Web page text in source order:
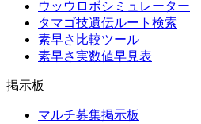
ウッウロボシミュレーター
タマゴ技遺伝ルート検索
素早さ比較ツール
素早さ実数値早見表
掲示板
マルチ募集掲示板